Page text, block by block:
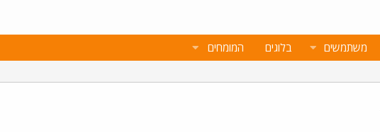
משתמשים בלוגים המומחים